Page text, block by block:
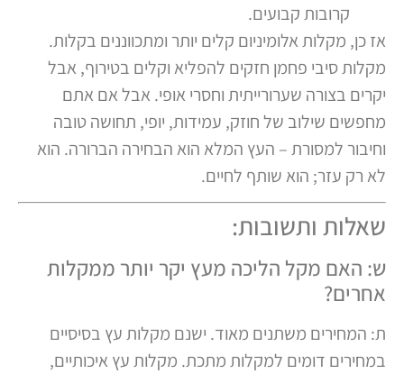
קרובות קבועים.
אז כן, מקלות אלומיניום קלים יותר ומתכווננים בקלות.
מקלות סיבי פחמן חזקים להפליא וקלים בטירוף, אבל
יקרים בצורה שערורייתית וחסרי אופי. אבל אם אתם
מחפשים שילוב של חוזק, עמידות, יופי, תחושה טובה
וחיבור למסורת – העץ המלא הוא הבחירה הברורה. הוא
לא רק עזר; הוא שותף לחיים.
שאלות ותשובות:
ש: האם מקל הליכה מעץ יקר יותר ממקלות
אחרים?
ת: המחירים משתנים מאוד. ישנם מקלות עץ בסיסיים
במחירים דומים למקלות מתכת. מקלות עץ איכותיים,